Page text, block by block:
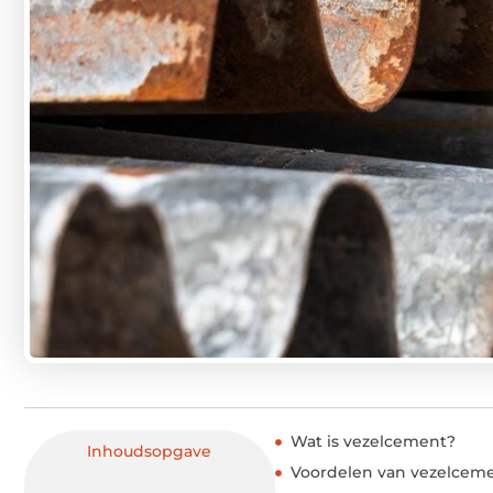
Inhoudsopgave
Wat is vezelcement?
Voordelen van